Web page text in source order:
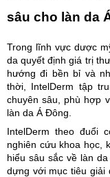
sâu cho làn da
Trong lĩnh vực dược
da quyết định giá trị
hướng đi bền bỉ và
thời, IntelDerm tập
chuyên sâu, phù hợp
làn da Á Đông.
IntelDerm theo đuổi
nghiên cứu khoa học,
hiểu sâu sắc về làn
dựng với mục tiêu giải